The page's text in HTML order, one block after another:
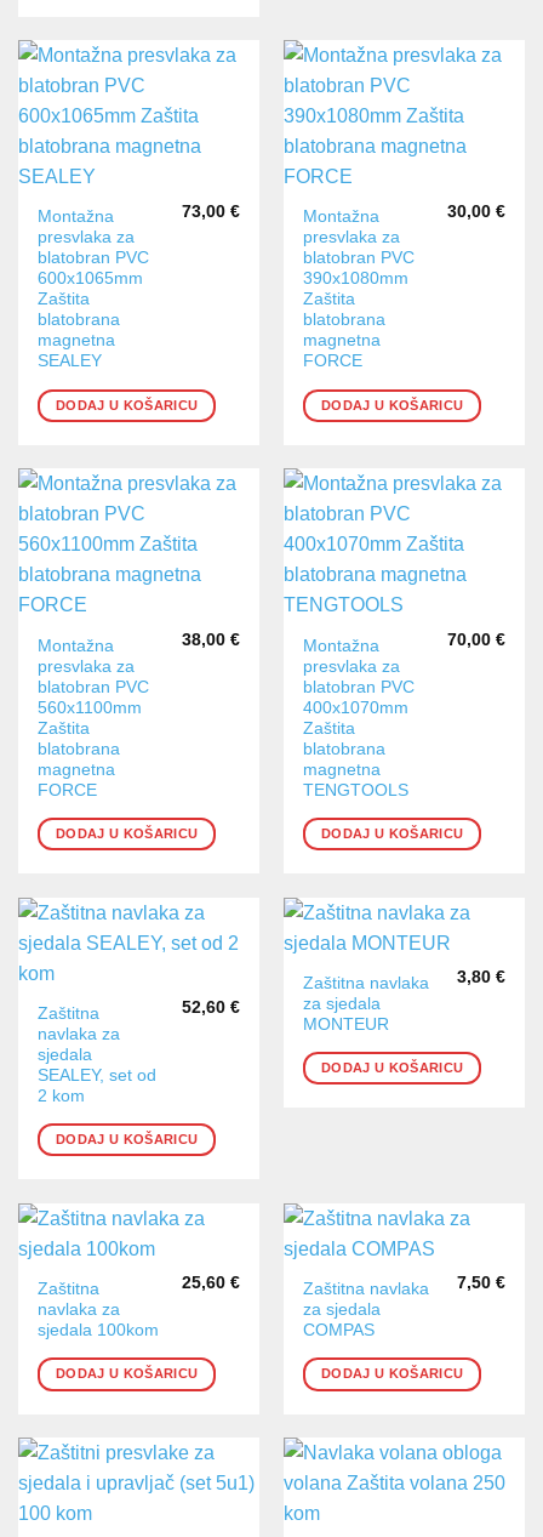
Montažna
presvlaka za
blatobran PVC
600x1065mm
Zaštita
blatobrana
magnetna
SEALEY
73,00 €
DODAJ U KOŠARICU
Montažna
presvlaka za
blatobran PVC
390x1080mm
Zaštita
blatobrana
magnetna
FORCE
30,00 €
DODAJ U KOŠARICU
Montažna
presvlaka za
blatobran PVC
560x1100mm
Zaštita
blatobrana
magnetna
FORCE
38,00 €
DODAJ U KOŠARICU
Montažna
presvlaka za
blatobran PVC
400x1070mm
Zaštita
blatobrana
magnetna
TENGTOOLS
70,00 €
DODAJ U KOŠARICU
Zaštitna
navlaka za
sjedala
SEALEY, set od
2 kom
52,60 €
DODAJ U KOŠARICU
Zaštitna navlaka
za sjedala
MONTEUR
3,80 €
DODAJ U KOŠARICU
Zaštitna
navlaka za
sjedala 100kom
25,60 €
DODAJ U KOŠARICU
Zaštitna navlaka
za sjedala
COMPAS
7,50 €
DODAJ U KOŠARICU